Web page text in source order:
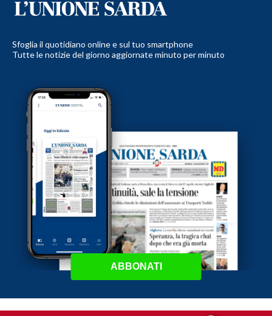
Sfoglia il quotidiano online e sul tuo smartphone
Tutte le notizie del giorno aggiornate minuto per minuto
ABBONATI